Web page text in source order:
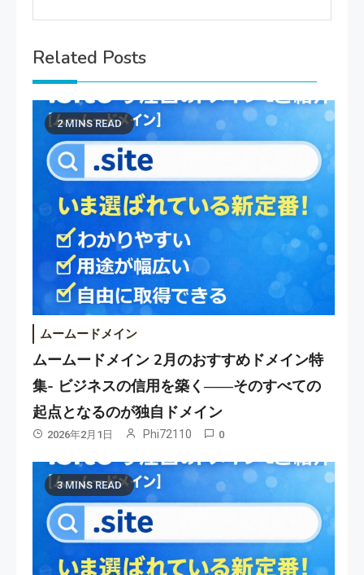
Related Posts
2 MINS READ
ムームードメイン
ムームードメイン 2月のおすすめドメイン特
集- ビジネスの信用を築く――そのすべての
起点となるのが独自ドメイン
2026年2月1日 Phi72110 0
3 MINS READ